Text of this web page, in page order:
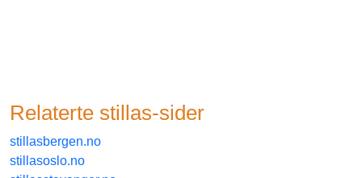
Relaterte stillas-sider
stillasbergen.no
stillasoslo.no